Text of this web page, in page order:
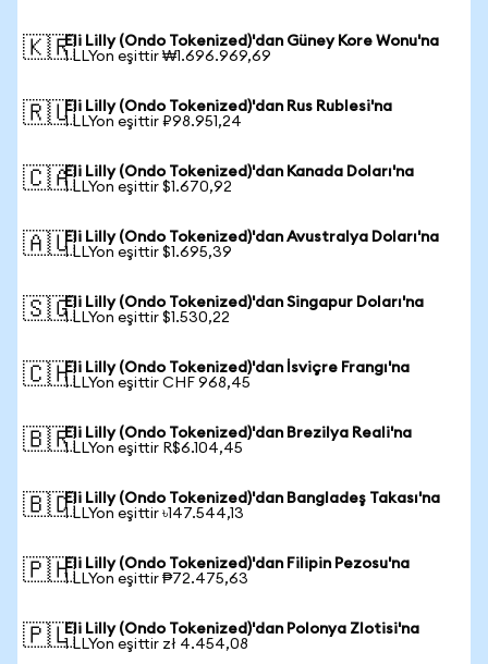
🇰🇷Eli Lilly (Ondo Tokenized)'dan Güney Kore Wonu'na
1 LLYon eşittir ₩1.696.969,69
🇷🇺Eli Lilly (Ondo Tokenized)'dan Rus Rublesi'na
1 LLYon eşittir ₽98.951,24
🇨🇦Eli Lilly (Ondo Tokenized)'dan Kanada Doları'na
1 LLYon eşittir $1.670,92
🇦🇺Eli Lilly (Ondo Tokenized)'dan Avustralya Doları'na
1 LLYon eşittir $1.695,39
🇸🇬Eli Lilly (Ondo Tokenized)'dan Singapur Doları'na
1 LLYon eşittir $1.530,22
🇨🇭Eli Lilly (Ondo Tokenized)'dan İsviçre Frangı'na
1 LLYon eşittir CHF 968,45
🇧🇷Eli Lilly (Ondo Tokenized)'dan Brezilya Reali'na
1 LLYon eşittir R$6.104,45
🇧🇩Eli Lilly (Ondo Tokenized)'dan Bangladeş Takası'na
1 LLYon eşittir ৳147.544,13
🇵🇭Eli Lilly (Ondo Tokenized)'dan Filipin Pezosu'na
1 LLYon eşittir ₱72.475,63
🇵🇱Eli Lilly (Ondo Tokenized)'dan Polonya Zlotisi'na
1 LLYon eşittir zł 4.454,08